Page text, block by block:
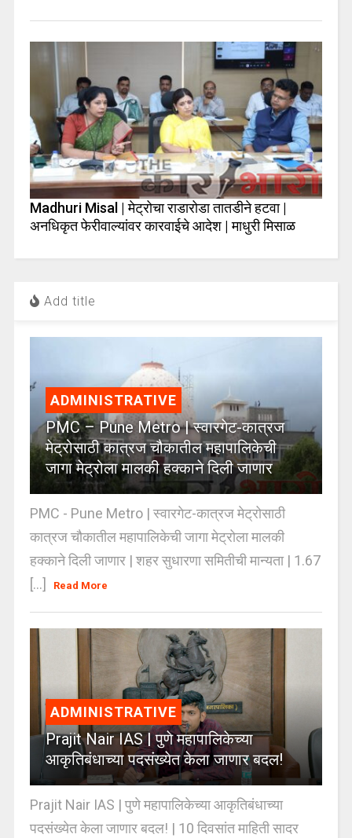
Madhuri Misal | मेट्रोचा राडारोडा तातडीने हटवा |
अनधिकृत फेरीवाल्यांवर कारवाईचे आदेश | माधुरी मिसाळ
Add title
ADMINISTRATIVE
PMC – Pune Metro | स्वारगेट-कात्रज
मेट्रोसाठी कात्रज चौकातील महापालिकेची
जागा मेट्रोला मालकी हक्काने दिली जाणार
PMC - Pune Metro | स्वारगेट-कात्रज मेट्रोसाठी
कात्रज चौकातील महापालिकेची जागा मेट्रोला मालकी
हक्काने दिली जाणार | शहर सुधारणा समितीची मान्यता | 1.67
[...]
Read More
ADMINISTRATIVE
Prajit Nair IAS | पुणे महापालिकेच्या
आकृतिबंधाच्या पदसंख्येत केला जाणार बदल!
Prajit Nair IAS | पुणे महापालिकेच्या आकृतिबंधाच्या
पदसंख्येत केला जाणार बदल! | 10 दिवसांत माहिती सादर